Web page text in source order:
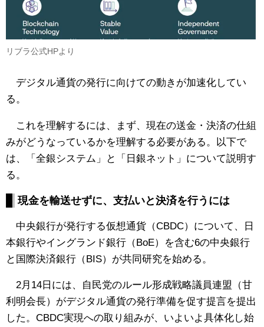
リブラ公式HPより
デジタル通貨の発行に向けての動きが加速化してい
る。
これを理解するには、まず、現在の送金・決済の仕組
みがどうなっているかを理解する必要がある。以下で
は、「全銀システム」と「日銀ネット」について説明す
る。
現金を輸送せずに、支払いと決済を行うには
中央銀行が発行する仮想通貨（CBDC）について、日
本銀行やイングランド銀行（BoE）を含む6の中央銀行
と国際決済銀行（BIS）が共同研究を始める。
2月14日には、自民党のルール形成戦略議員連盟（甘
利明会長）がデジタル通貨の発行準備を促す提言を提出
した。CBDC実現への取り組みが、いよいよ具体化し始